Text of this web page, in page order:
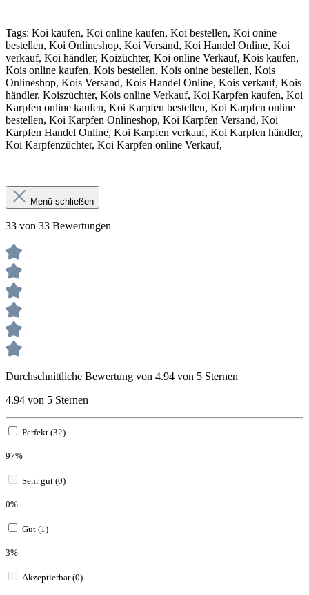
Tags: Koi kaufen, Koi online kaufen, Koi bestellen, Koi onine
bestellen, Koi Onlineshop, Koi Versand, Koi Handel Online, Koi
verkauf, Koi händler, Koizüchter, Koi online Verkauf, Kois kaufen,
Kois online kaufen, Kois bestellen, Kois onine bestellen, Kois
Onlineshop, Kois Versand, Kois Handel Online, Kois verkauf, Kois
händler, Koiszüchter, Kois online Verkauf, Koi Karpfen kaufen, Koi
Karpfen online kaufen, Koi Karpfen bestellen, Koi Karpfen online
bestellen, Koi Karpfen Onlineshop, Koi Karpfen Versand, Koi
Karpfen Handel Online, Koi Karpfen verkauf, Koi Karpfen händler,
Koi Karpfenzüchter, Koi Karpfen online Verkauf,
Menü schließen
33 von 33 Bewertungen
Durchschnittliche Bewertung von 4.94 von 5 Sternen
4.94 von 5 Sternen
Perfekt (32)
97%
Sehr gut (0)
0%
Gut (1)
3%
Akzeptierbar (0)